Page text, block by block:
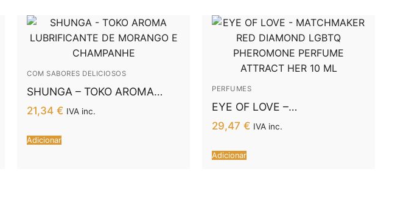
COM SABORES DELICIOSOS
SHUNGA – TOKO AROMA
LUBRIFICANTE DE MORANGO
E CHAMPANHE
21,34 € IVA inc.
Adicionar
PERFUMES
EYE OF LOVE –
MATCHMAKER RED
DIAMOND LGBTQ
PHEROMONE PERFUME
ATTRACT HER 10 ML
29,47 € IVA inc.
Adicionar